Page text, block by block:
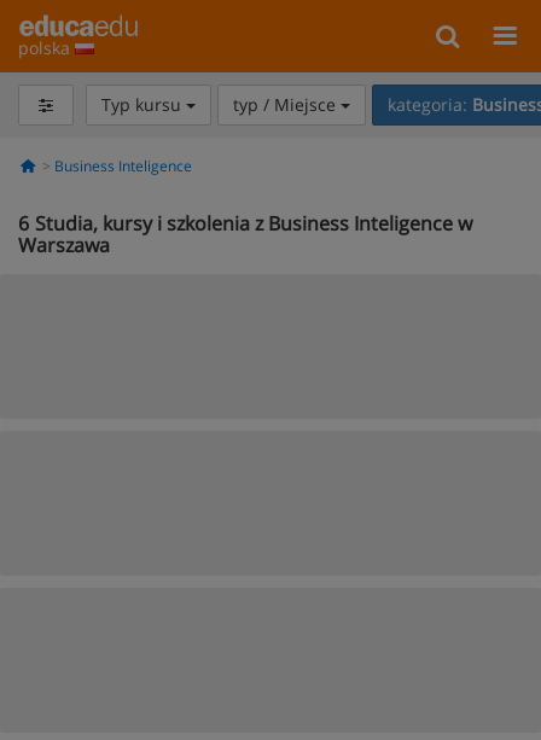
polska
Typ kursu typ / Miejsce kategoria:
Business Inteligence
6 Studia, kursy i szkolenia z Business Inteligence w
Warszawa